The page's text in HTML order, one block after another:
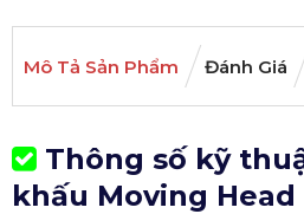
Mô Tả Sản Phẩm Đánh Giá
Thông số kỹ
khấu Moving Head